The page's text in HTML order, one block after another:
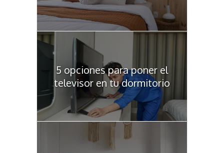
5 opciones para poner el
televisor en tu dormitorio